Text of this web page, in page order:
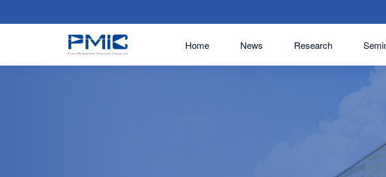
Home News Research